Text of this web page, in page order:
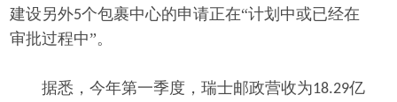
建设另外5个包裹中心的申请正在“计划中或已经在
审批过程中”。
据悉，今年第一季度，瑞士邮政营收为18.29亿